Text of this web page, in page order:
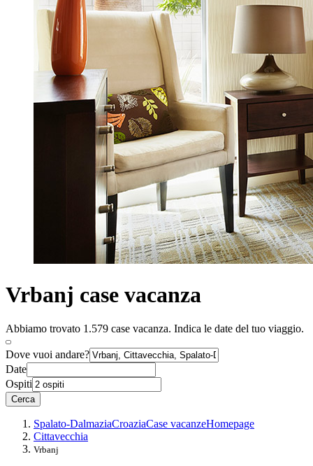
Vrbanj case vacanza
Abbiamo trovato 1.579 case vacanza. Indica le date del tuo viaggio.
Dove vuoi andare?
Date
Ospiti
Cerca
Spalato-DalmaziaCroaziaCase vacanzeHomepage
Cittavecchia
Vrbanj